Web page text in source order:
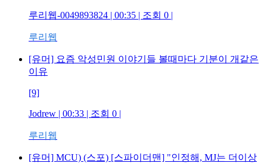
루리웹-0049893824 | 00:35 | 조회 0 |
루리웹
[유머] 요즘 악성민원 이야기들 볼때마다 기분이 개같은
이유
[9]
Jodrew | 00:33 | 조회 0 |
루리웹
[유머] MCU) (스포) [스파이더맨] "인정해, MJ는 더이상